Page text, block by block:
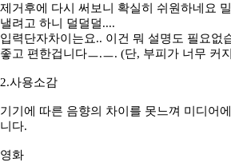
제거후에 다시 써보니 확실히 쉬원하네요
낼려고 하니 덜덜덜....
입력단자차이는요.. 이건 뭐 설명도 필요없
좋고 편한겁니다ㅡ.ㅡ. (단, 부피가 너무 커
2.사용소감
기기에 따른 음향의 차이를 못느껴 미디어
니다.
영화